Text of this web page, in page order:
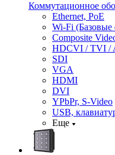
Коммутационное
Ethernet, PoE
Wi-Fi (Базовые
Composite
HDCVI / TVI /
SDI
VGA
HDMI
DVI
YPbPr, S-Video
USB,
Еще